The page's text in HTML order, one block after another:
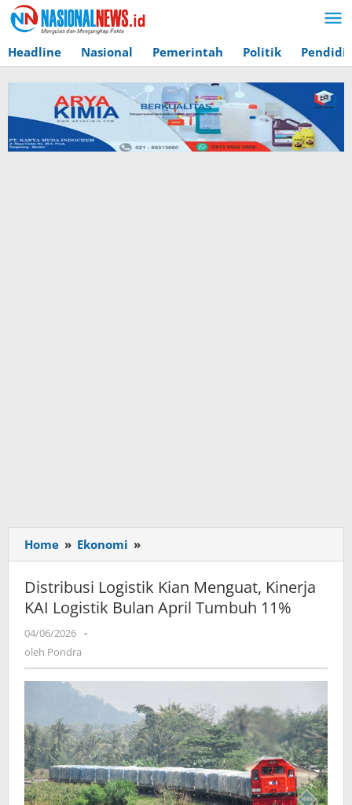
Lewati
ke
konten
Headline Nasional Pemerintah Politik
Home » Ekonomi »
Logistik
Kian
Menguat,
Kinerja
Bulan
April
Tumbuh
11%
Distribusi Logistik Kian Menguat, Kinerja
KAI Logistik Bulan April Tumbuh 11%
04/06/2026 oleh
-
oleh Pondra